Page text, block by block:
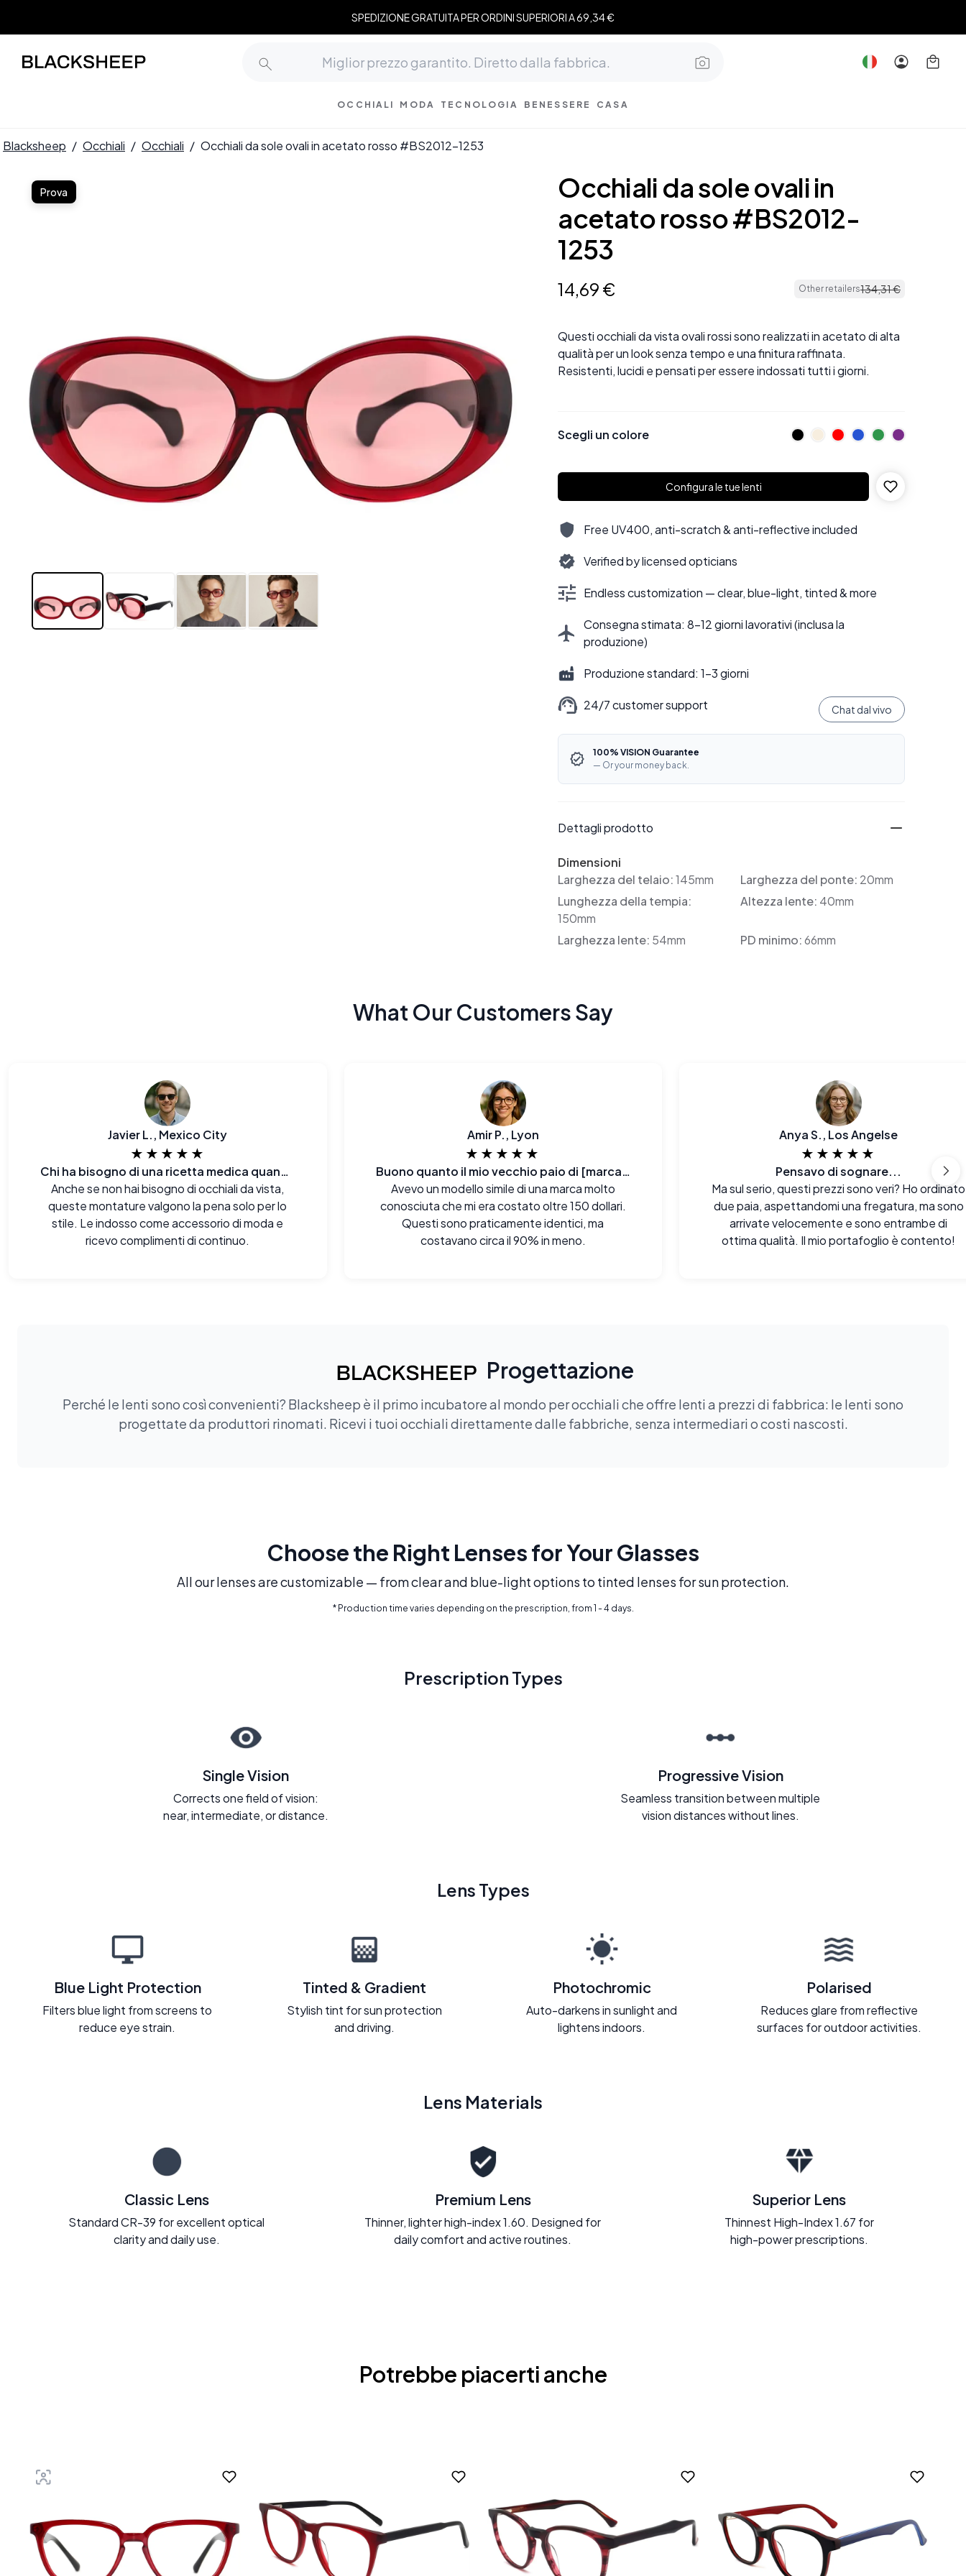
SPEDIZIONE GRATUITA PER ORDINI SUPERIORI A 69,34 €
OCCHIALI MODA TECNOLOGIA BENESSERE CASA
Blacksheep / Occhiali / Occhiali / Occhiali da sole ovali in acetato rosso #BS2012-1253
Prova
Occhiali da sole ovali in
acetato rosso #BS2012-
1253
14,69 € Other retailers134,31€
Questi occhiali da vista ovali rossi sono realizzati in acetato di alta
qualità per un look senza tempo e una finitura raffinata.
Resistenti, lucidi e pensati per essere indossati tutti i giorni.
Scegli un colore
Configura le tue lenti
Free UV400, anti-scratch & anti-reflective included
Verified by licensed opticians
Endless customization — clear, blue-light, tinted & more
Consegna stimata: 8–12 giorni lavorativi (inclusa la
produzione)
Produzione standard: 1–3 giorni
24/7 customer support Chat dal vivo
100% VISION Guarantee
— Or your money back.
Dettagli prodotto
Dimensioni
Larghezza del telaio:145mm Larghezza del ponte: 20mm
Lunghezza della tempia:
150mm
Altezza lente: 40mm
Larghezza lente: 54mm PD minimo:66mm
What Our Customers Say
Javier L., Mexico City
★★★★★
Chi ha bisogno di una ricetta medica quando si può avere un aspetto così impeccabile?
Anche se non hai bisogno di occhiali da vista,
queste montature valgono la pena solo per lo
stile. Le indosso come accessorio di moda e
ricevo complimenti di continuo.
Amir P., Lyon
★★★★★
Buono quanto il mio vecchio paio di [marca famosa]
Avevo un modello simile di una marca molto
conosciuta che mi era costato oltre 150 dollari.
Questi sono praticamente identici, ma
costavano circa il 90% in meno.
Anya S., Los Angelse
★★★★★
Pensavo di sognare...
Ma sul serio, questi prezzi sono veri? Ho ordinato
due paia, aspettandomi una fregatura, ma sono
arrivate velocemente e sono entrambe di
ottima qualità. Il mio portafoglio è contento!
Progettazione
Perché le lenti sono così convenienti? Blacksheep è il primo incubatore al mondo per occhiali che offre lenti a prezzi di fabbrica: le lenti sono
progettate da produttori rinomati. Ricevi i tuoi occhiali direttamente dalle fabbriche, senza intermediari o costi nascosti.
Choose the Right Lenses for Your Glasses
All our lenses are customizable — from clear and blue-light options to tinted lenses for sun protection.
* Production time varies depending on the prescription, from 1 - 4 days.
Prescription Types
Single Vision
Corrects one field of vision:
near, intermediate, or distance.
Progressive Vision
Seamless transition between multiple
vision distances without lines.
Lens Types
Blue Light Protection
Filters blue light from screens to
reduce eye strain.
Tinted & Gradient
Stylish tint for sun protection
and driving.
Photochromic
Auto-darkens in sunlight and
lightens indoors.
Polarised
Reduces glare from reflective
surfaces for outdoor activities.
Lens Materials
Classic Lens
Standard CR-39 for excellent optical
clarity and daily use.
Premium Lens
Thinner, lighter high-index 1.60. Designed for
daily comfort and active routines.
Superior Lens
Thinnest High-Index 1.67 for
high-power prescriptions.
Potrebbe piacerti anche